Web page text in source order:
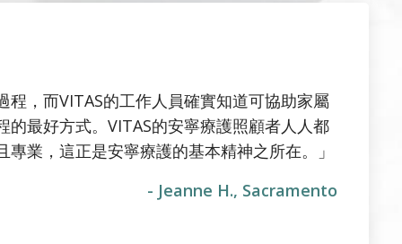
程，而VITAS的工作人員確實知道可協助家屬
的最好方式。VITAS的安寧療護照顧者人人都
專業，這正是安寧療護的基本精神之所在。」
- Jeanne H., Sacramento